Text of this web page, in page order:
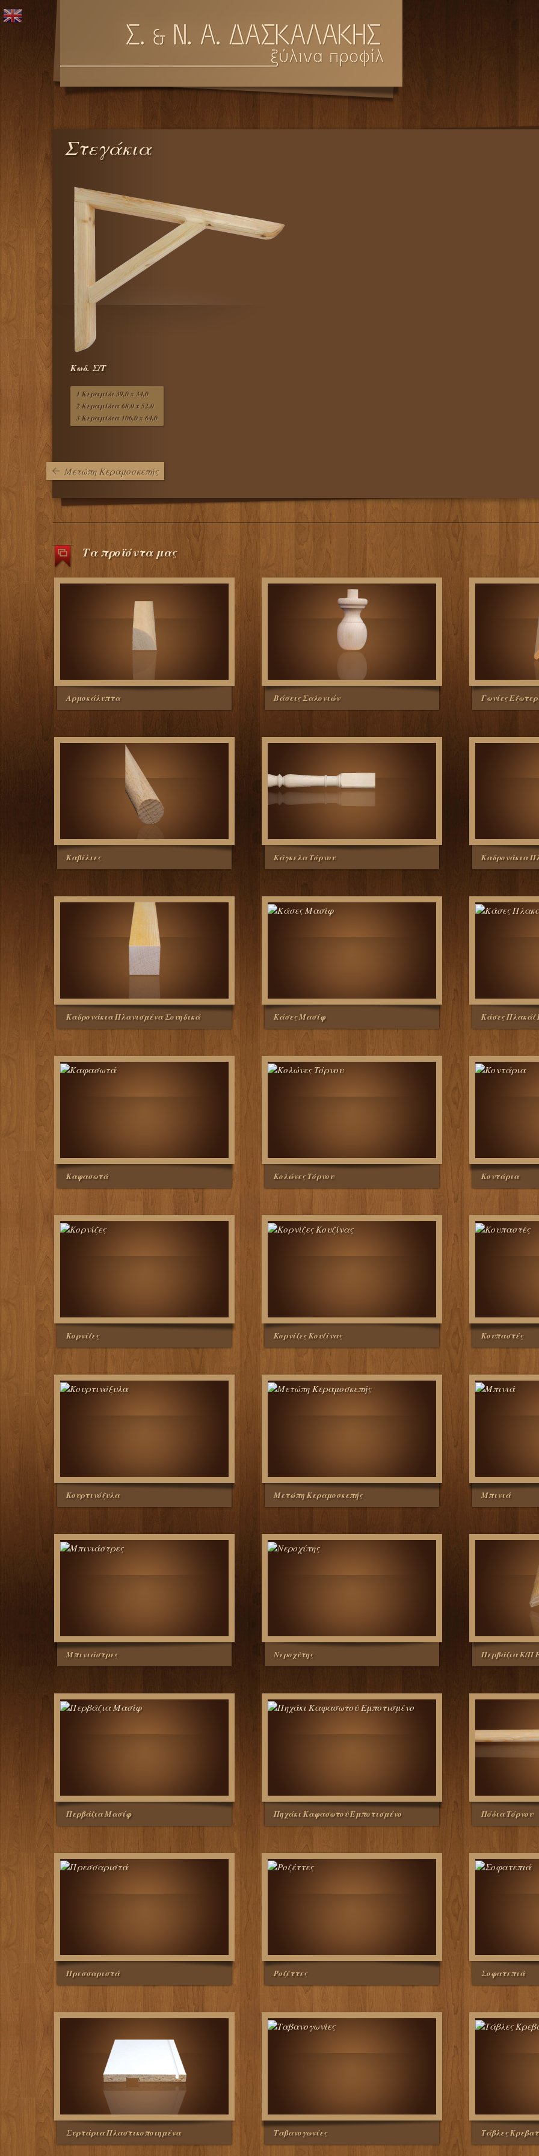
Στεγάκια
Κωδ. Σ/Τ
1 Κεραμίδι 39,0 x 34,0
2 Κεραμίδια 68,0 x 52,0
3 Κεραμίδια 106,0 x 64,0
Μετώπη Κεραμοσκεπής
Τα προϊόντα μας
Αρμοκάλυπτα Βάσεις Σαλονιών Γωνίες
Καβίλιες Κάγκελα Τόρνου Καδρονάκια
Καδρονάκια Πλανισμένα Σουηδικά Κάσες Μασίφ Κάσες Πλακάζ
Καφασωτά Κολώνες Τόρνου Κοντάρια
Κορνίζες Κορνίζες Κουζίνας Κουπαστές
Κουρτινόξυλα Μετώπη Κεραμοσκεπής Μπινιά
Μπινιάστρες Νεροχύτης Περβάζια Κ/Π
Περβάζια Μασίφ Πηχάκι Καφασωτού Εμποτισμένο Πόδια Τόρνου
Πρεσσαριστά Ροζέττες Σοφατεπιά
Συρτάρια Πλαστικοποιημένα Ταβανογωνίες Τάβλες